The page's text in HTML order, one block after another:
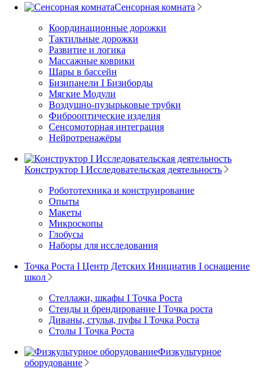
Сенсорная комната
Координационные дорожки
Тактильные дорожки
Развитие и логика
Массажные коврики
Шары в бассейн
Бизипанели I Бизиборды
Мягкие Модули
Воздушно-пузырьковые трубки
Фиброоптические изделия
Сенсомоторная интеграция
Нейротренажёры
Конструктор I Исследовательская деятельность
Робототехника и конструирование
Опыты
Макеты
Микроскопы
Глобусы
Наборы для исследования
Точка Роста I Центр Детских Инициатив I оснащение
школ
Стеллажи, шкафы I Точка Роста
Стенды и брендирование I Точка роста
Диваны, стулья, пуфы I Точка Роста
Столы I Точка Роста
Физкультурное
оборудование